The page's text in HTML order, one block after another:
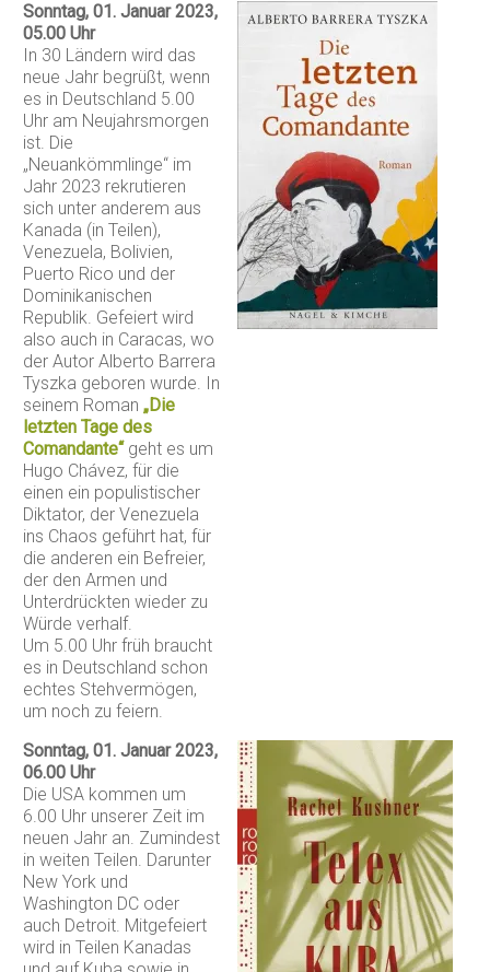
Sonntag, 01. Januar 2023,
05.00 Uhr
In 30 Ländern wird das
neue Jahr begrüßt, wenn
es in Deutschland 5.00
Uhr am Neujahrsmorgen
ist. Die
„Neuankömmlinge“ im
Jahr 2023 rekrutieren
sich unter anderem aus
Kanada (in Teilen),
Venezuela, Bolivien,
Puerto Rico und der
Dominikanischen
Republik. Gefeiert wird
also auch in Caracas, wo
der Autor Alberto Barrera
Tyszka geboren wurde. In
seinem Roman„Die
letzten Tage des
Comandante“ geht es um
Hugo Chávez, für die
einen ein populistischer
Diktator, der Venezuela
ins Chaos geführt hat, für
die anderen ein Befreier,
der den Armen und
Unterdrückten wieder zu
Würde verhalf.
Um 5.00 Uhr früh braucht
es in Deutschland schon
echtes Stehvermögen,
um noch zu feiern.
Sonntag, 01. Januar 2023,
06.00 Uhr
Die USA kommen um
6.00 Uhr unserer Zeit im
neuen Jahr an. Zumindest
in weiten Teilen. Darunter
New York und
Washington DC oder
auch Detroit. Mitgefeiert
wird in Teilen Kanadas